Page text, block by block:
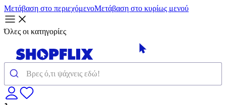
Μετάβαση στο περιεχόμενοΜετάβαση στο κυρίως μενού
Όλες οι κατηγορίες